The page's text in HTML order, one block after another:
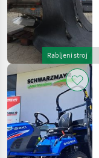
Rabljeni stroj